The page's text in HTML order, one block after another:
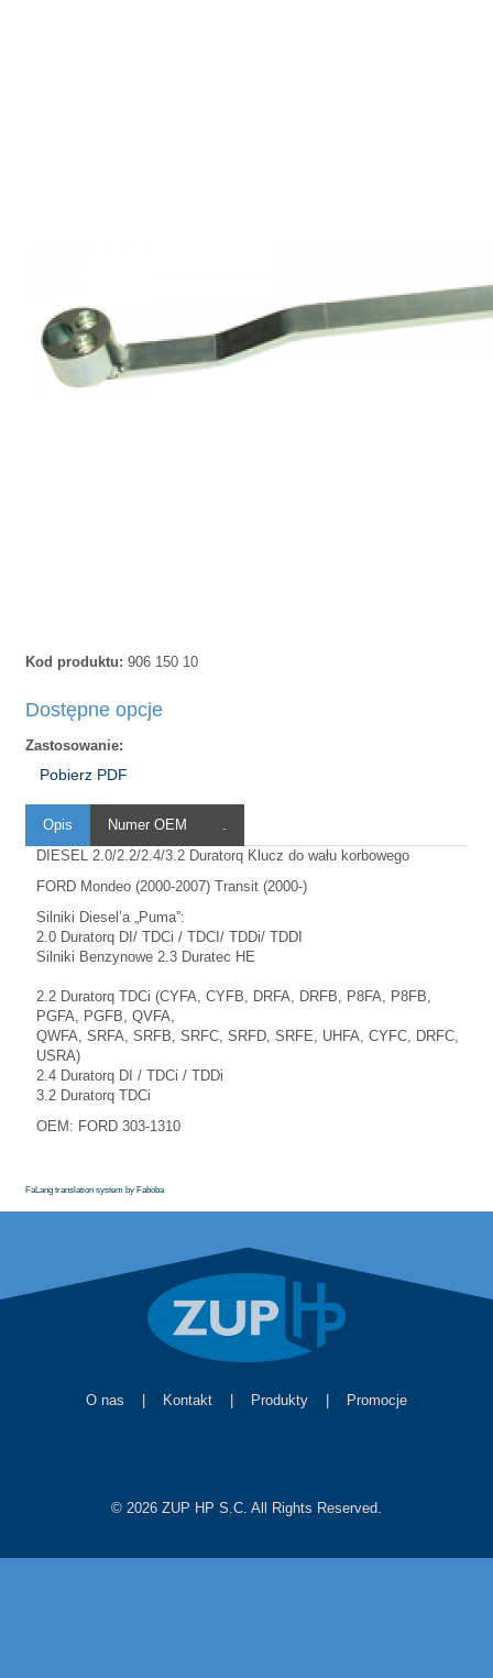
Kod produktu: 906 150 10
Dostępne opcje
Zastosowanie:
Pobierz PDF
Opis Numer OEM
DIESEL 2.0/2.2/2.4/3.2 Duratorq Klucz do wału korbowego
FORD Mondeo (2000-2007) Transit (2000-)
Silniki Diesel’a „Puma”:
2.0 Duratorq DI/ TDCi / TDCI/ TDDi/ TDDI
Silniki Benzynowe 2.3 Duratec HE
2.2 Duratorq TDCi (CYFA, CYFB, DRFA, DRFB, P8FA, P8FB,
PGFA, PGFB, QVFA,
QWFA, SRFA, SRFB, SRFC, SRFD, SRFE, UHFA, CYFC, DRFC,
USRA)
2.4 Duratorq DI / TDCi / TDDi
3.2 Duratorq TDCi
OEM: FORD 303-1310
FaLang translation system by Faboba
O nas Kontakt Produkty Promocje
© 2026 ZUP HP S.C. All Rights Reserved.